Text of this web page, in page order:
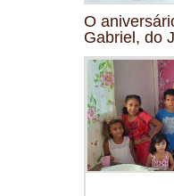
O
Gabriel, do